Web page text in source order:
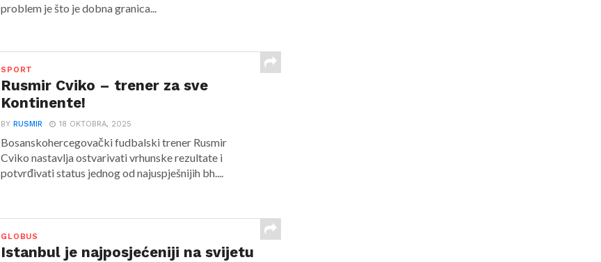
problem je što je dobna granica...
SPORT
Rusmir Cviko – trener za sve
Kontinente!
BYRUSMIR 18 OKTOBRA, 2025
Bosanskohercegovački fudbalski trener Rusmir
Cviko nastavlja ostvarivati vrhunske rezultate i
potvrđivati status jednog od najuspješnijih bh....
GLOBUS
Istanbul je najposjećeniji na svijetu